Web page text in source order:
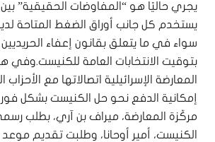
يجري حاليًا هو “المفاوضات الحقيقية”
يستخدم كل جانب أوراق الضغط المتاحة
سواء في ما يتعلق بقانون إعفاء الحريديين
بتوقيت الانتخابات العامة للكنيست.وفي
المعارضة الإسرائيلية اتصالاتها مع
إمكانية الدفع نحو حل الكنيست بشكل
مركّزة المعارضة، ميراف بن آري، بطلب
الكنيست، أمير أوحانا، وطلبت تقديم